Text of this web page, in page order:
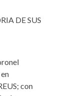
DE SUS
con